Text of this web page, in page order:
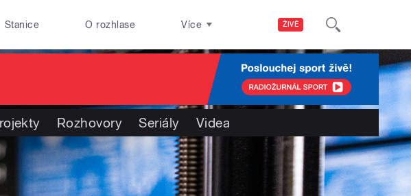
ŽIVĚ
Stanice O rozhlase Více
Rozhovory Seriály Videa